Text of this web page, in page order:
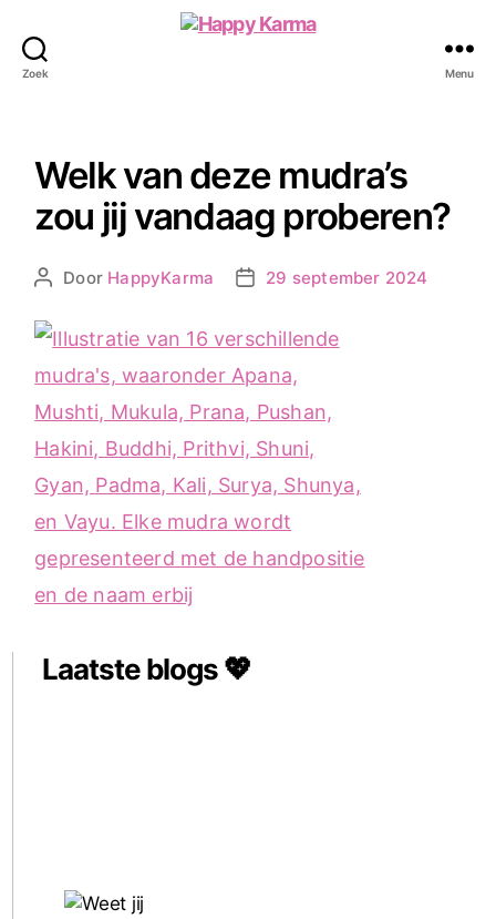
Zoek Menu
Welk van deze mudra’s
zou jij vandaag proberen?
Berichtauteur
Door HappyKarma Berichtdatum
29 september 2024
Laatste blogs 💖